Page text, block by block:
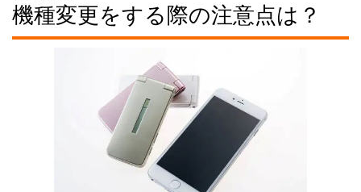
機種変更をする際の注意点は？